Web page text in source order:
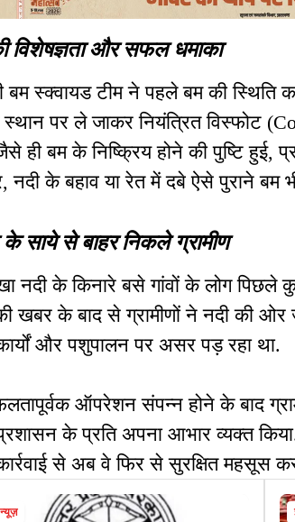
विशेषज्ञता और सफल धमाका
बम स्क्वायड टीम ने पहले बम की
स्थान पर ले जाकर नियंत्रित विस्फोट
ही बम के निष्क्रिय होने की पुष्टि हुई,
नदी के बहाव या रेत में दबे ऐसे पुराने बम
साये से बाहर निकले ग्रामीण
नदी के किनारे बसे गांवों के लोग
खबर के बाद से ग्रामीणों ने नदी की
और पशुपालन पर असर पड़ रहा था.
ऑपरेशन संपन्न होने के बाद
के प्रति अपना आभार व्यक्त
से अब वे फिर से सुरक्षित महसूस